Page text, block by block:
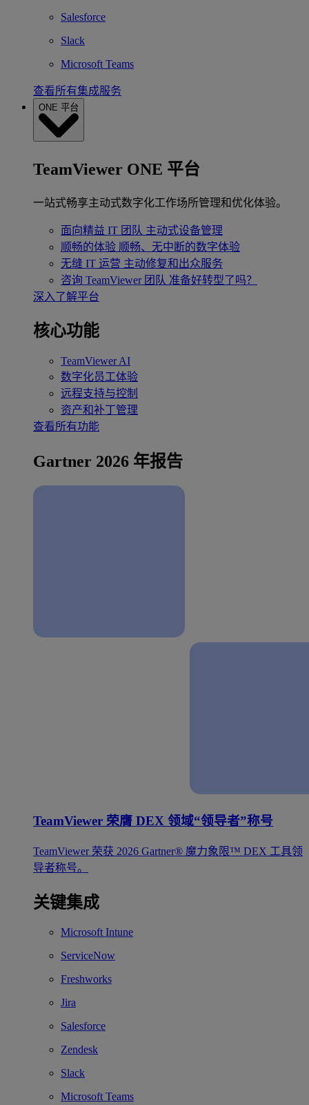
Salesforce
Slack
Microsoft Teams
查看所有集成服务
ONE 平台
TeamViewer ONE 平台
一站式畅享主动式数字化工作场所管理和优化体验。
面向精益 IT 团队 主动式设备管理
顺畅的体验 顺畅、无中断的数字体验
无缝 IT 运营 主动修复和出众服务
咨询 TeamViewer 团队 准备好转型了吗？
深入了解平台
核心功能
TeamViewer AI
数字化员工体验
远程支持与控制
资产和补丁管理
查看所有功能
Gartner 2026 年报告
TeamViewer 荣膺 DEX 领域“领导者”称号
TeamViewer 荣获 2026 Gartner® 魔力象限™ DEX 工具领
导者称号。
关键集成
Microsoft Intune
ServiceNow
Freshworks
Jira
Salesforce
Zendesk
Slack
Microsoft Teams